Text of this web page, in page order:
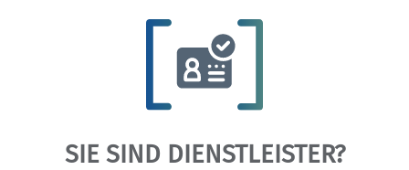
SIE SIND DIENSTLEISTER?